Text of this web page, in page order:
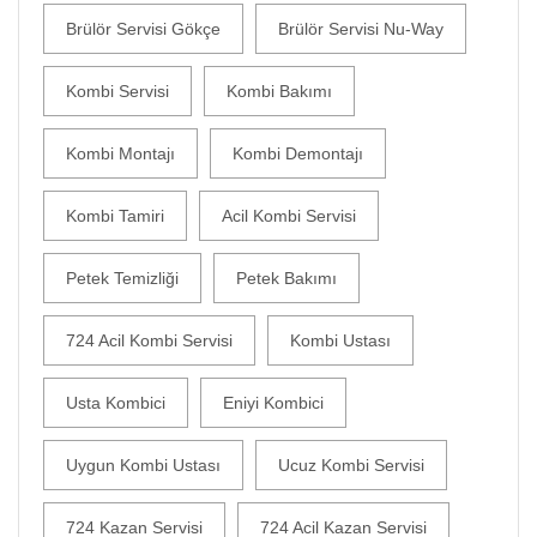
Brülör Servisi Gökçe Brülör Servisi Nu-Way
Kombi Servisi Kombi Bakımı
Kombi Montajı Kombi Demontajı
Kombi Tamiri Acil Kombi Servisi
Petek Temizliği Petek Bakımı
724 Acil Kombi Servisi Kombi Ustası
Usta Kombici Eniyi Kombici
Uygun Kombi Ustası Ucuz Kombi Servisi
724 Kazan Servisi 724 Acil Kazan Servisi